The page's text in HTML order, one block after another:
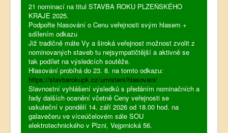
21 nominací na titul STAVBA ROKU PLZEŇSKÉHO
KRAJE 2025.
Podpořte hlasování o Cenu veřejnosti svým hlasem +
sdílením odkazu
Již tradičně máte Vy a široká veřejnost možnost zvolit z
nominovaných staveb tu nejsympatičtější a aktivně se
tak podílet na výsledcích soutěže.
Hlasování probíhá do 23. 8. na tomto odkazu:
https://stavbarokupk.cz/umisteni/hlasovani/
Slavnostní vyhlášení výsledků s předáním nominačních a
řady dalších ocenění včetně Ceny veřejnosti se
uskuteční v pondělí 14. září 2026 od 18.00 hod. na
galavečeru ve víceúčelovém sále SOU
elektrotechnického v Plzni, Vejprnická 56.